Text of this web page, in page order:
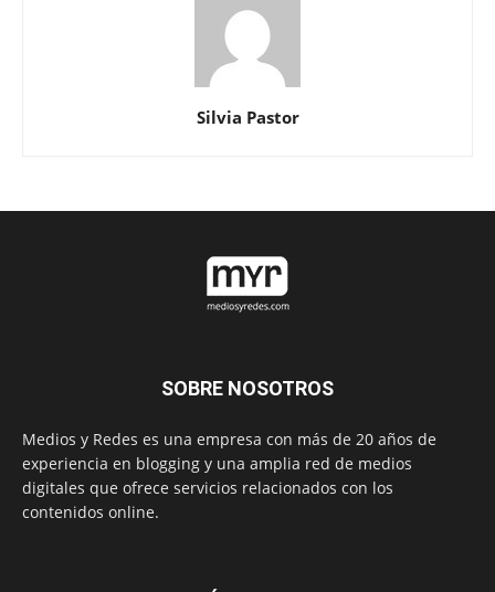
Silvia Pastor
SOBRE NOSOTROS
Medios y Redes es una empresa con más de 20 años de
experiencia en blogging y una amplia red de medios
digitales que ofrece servicios relacionados con los
contenidos online.